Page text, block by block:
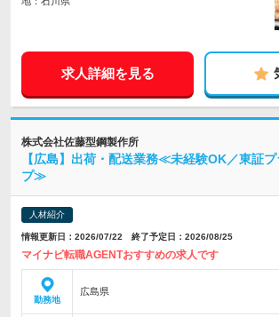
求人詳細を見る
株式会社佐藤型鋼製作所
【広島】出荷・配送業務≪未経験OK／東証
プ≫
人材紹介
情報更新日：2026/07/22 終了予定日：2026/08/25
マイナビ転職AGENTおすすめの求人です
勤務地
広島県